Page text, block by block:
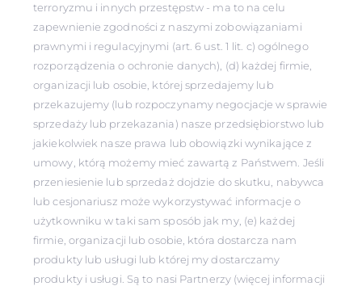
terroryzmu i innych przestępstw - ma to na celu
zapewnienie zgodności z naszymi zobowiązaniami
prawnymi i regulacyjnymi (art. 6 ust. 1 lit. c) ogólnego
rozporządzenia o ochronie danych), (d) każdej firmie,
organizacji lub osobie, której sprzedajemy lub
przekazujemy (lub rozpoczynamy negocjacje w sprawie
sprzedaży lub przekazania) nasze przedsiębiorstwo lub
jakiekolwiek nasze prawa lub obowiązki wynikające z
umowy, którą możemy mieć zawartą z Państwem. Jeśli
przeniesienie lub sprzedaż dojdzie do skutku, nabywca
lub cesjonariusz może wykorzystywać informacje o
użytkowniku w taki sam sposób jak my, (e) każdej
firmie, organizacji lub osobie, która dostarcza nam
produkty lub usługi lub której my dostarczamy
produkty i usługi. Są to nasi Partnerzy (więcej informacji